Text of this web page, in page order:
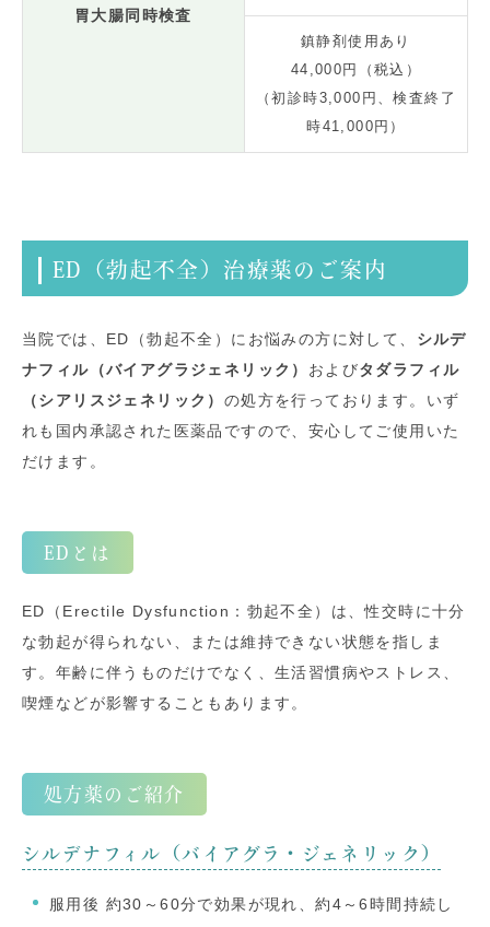
胃大腸同時検査
鎮静剤使用あり
44,000円（税込）
（初診時3,000円、検査終了
時41,000円）
ED（勃起不全）治療薬のご案内
当院では、ED（勃起不全）にお悩みの方に対して、 シルデ
ナフィル（バイアグラジェネリック） およびタダラフィル
（シアリスジェネリック） の処方を行っております。いず
れも国内承認された医薬品ですので、安心してご使用いた
だけます。
EDとは
ED（Erectile Dysfunction：勃起不全）は、性交時に十分
な勃起が得られない、または維持できない状態を指しま
す。年齢に伴うものだけでなく、生活習慣病やストレス、
喫煙などが影響することもあります。
処方薬のご紹介
シルデナフィル（バイアグラ・ジェネリック）
服用後 約30～60分で効果が現れ、約4～6時間持続し